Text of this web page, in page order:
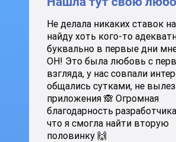
Не делала никаких ставок
найду хоть кого-то
буквально в первые дни
ОН! Это была любовь с
взгляда, у нас совпали
общались сутками, не
приложения 🙈 Огромная
благодарность
что я смогла найти вторую
половинку 🙌